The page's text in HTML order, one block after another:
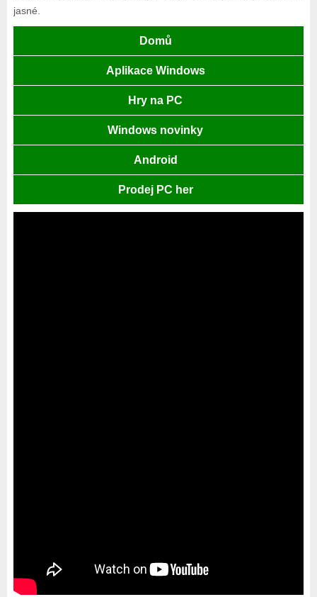
jasné.
Domů
Aplikace Windows
Hry na PC
Windows novinky
Android
Prodej PC her